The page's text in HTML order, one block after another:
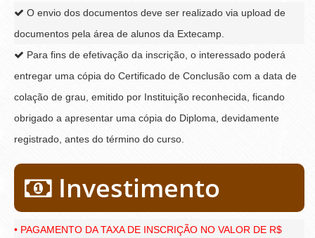
O envio dos documentos deve ser realizado via upload de
documentos pela área de alunos da Extecamp.
Para fins de efetivação da inscrição, o interessado poderá
entregar uma cópia do Certificado de Conclusão com a data de
colação de grau, emitido por Instituição reconhecida, ficando
obrigado a apresentar uma cópia do Diploma, devidamente
registrado, antes do término do curso.
Investimento
• PAGAMENTO DA TAXA DE INSCRIÇÃO NO VALOR DE R$